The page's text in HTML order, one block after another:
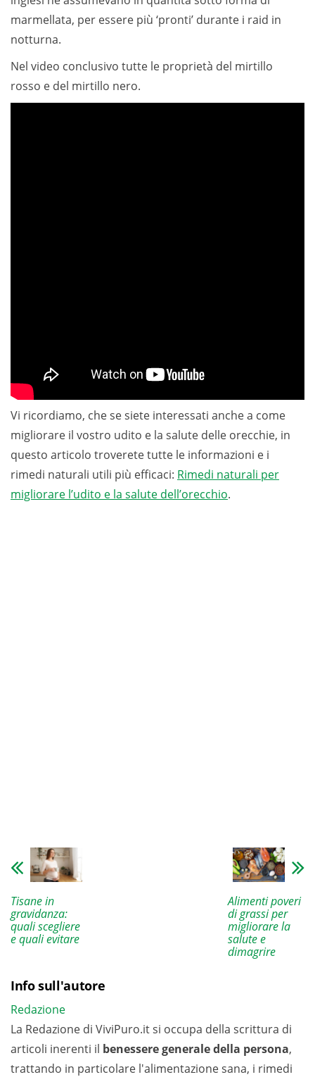
marmellata, per essere più ‘pronti’ durante i raid in
notturna.
Nel video conclusivo tutte le proprietà del mirtillo
rosso e del mirtillo nero.
Vi ricordiamo, che se siete interessati anche a come
migliorare il vostro udito e la salute delle orecchie, in
questo articolo troverete tutte le informazioni e i
rimedi naturali utili più efficaci: Rimedi naturali per
migliorare l’udito e la salute dell’orecchio.
Tisane in
gravidanza:
quali scegliere
e quali evitare
Alimenti poveri
di grassi per
migliorare la
salute e
dimagrire
Info sull'autore
Redazione
La Redazione di ViviPuro.it si occupa della scrittura di
articoli inerenti il benessere generale della persona,
trattando in particolare l'alimentazione sana, i rimedi